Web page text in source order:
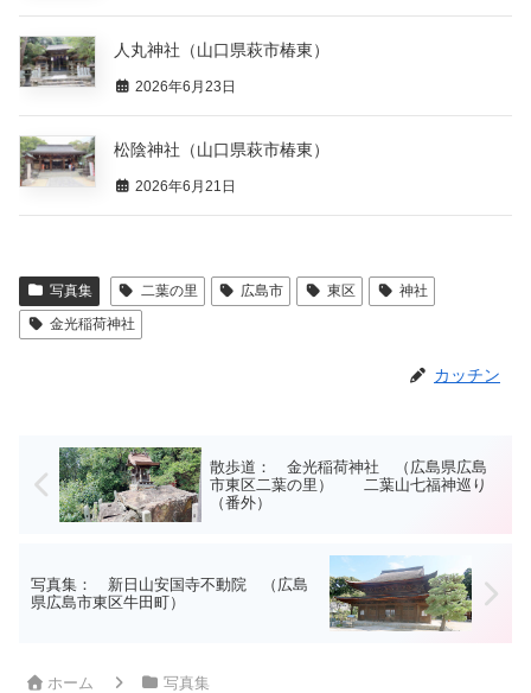
人丸神社（山口県萩市椿東）
2026年6月23日
松陰神社（山口県萩市椿東）
2026年6月21日
写真集 二葉の里 広島市 東区
神社
金光稲荷神社
カッチン
散歩道： 金光稲荷神社 （広島県広島
市東区二葉の里） 二葉山七福神巡り
（番外）
写真集： 新日山安国寺不動院 （広島
県広島市東区牛田町）
ホーム 写真集